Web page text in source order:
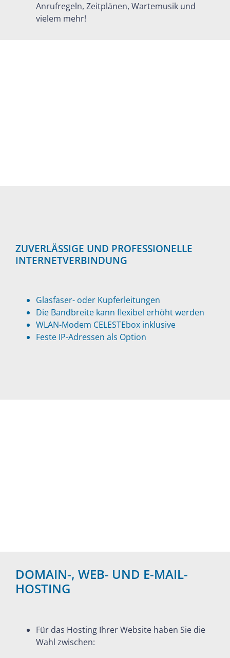
Anrufregeln, Zeitplänen, Wartemusik und
vielem mehr!
ZUVERLÄSSIGE UND PROFESSIONELLE
INTERNETVERBINDUNG
Glasfaser- oder Kupferleitungen
Die Bandbreite kann flexibel erhöht werden
WLAN-Modem CELESTEbox inklusive
Feste IP-Adressen als Option
DOMAIN-, WEB- UND E-MAIL-
HOSTING
Für das Hosting Ihrer Website haben Sie die
Wahl zwischen: